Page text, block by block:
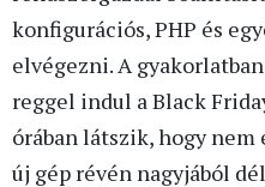
konfigurációs, PHP és
elvégezni. A
reggel indul a Black
órában látszik, hogy nem
új gép révén nagyjából